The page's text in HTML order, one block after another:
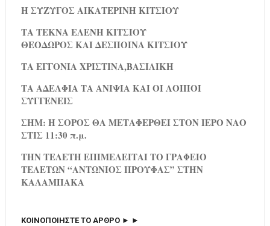
Η ΣΥΖΥΓΟΣ ΑΙΚΑΤΕΡΙΝΗ ΚΙΤΣΙΟΥ
ΤΑ ΤΕΚΝΑ ΕΛΕΝΗ ΚΙΤΣΙΟΥ
ΘΕΟΔΩΡΟΣ ΚΑΙ ΔΕΣΠΟΙΝΑ ΚΙΤΣΙΟΥ
ΤΑ ΕΓΓΟΝΙΑ ΧΡΙΣΤΙΝΑ,ΒΑΣΙΛΙΚΗ
ΤΑ ΑΔΕΛΦΙΑ ΤΑ ΑΝΙΨΙΑ ΚΑΙ ΟΙ ΛΟΙΠΟΙ
ΣΥΓΓΕΝΕΙΣ
ΣΗΜ: Η ΣΟΡΟΣ ΘΑ ΜΕΤΑΦΕΡΘΕΙ ΣΤΟΝ ΙΕΡΟ ΝΑΟ
ΣΤΙΣ 11:30 π.μ.
ΤΗΝ ΤΕΛΕΤΗ ΕΠΙΜΕΛΕΙΤΑΙ ΤΟ ΓΡΑΦΕΙΟ
ΤΕΛΕΤΩΝ “ΑΝΤΩΝΙΟΣ ΠΡΟΥΦΑΣ” ΣΤΗΝ
ΚΑΛΑΜΠΑΚΑ
ΚΟΙΝΟΠΟΙΗΣΤΕ ΤΟ ΑΡΘΡΟ ► ►